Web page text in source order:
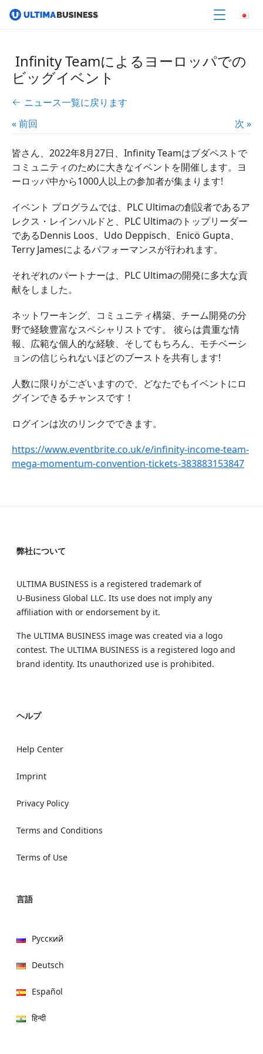
Infinity Teamによるヨーロッパでの
ビッグイベント
ニュース一覧に戻ります
« 前回
次 »
皆さん、2022年8月27日、Infinity Teamはブダペストで
コミュニティのために大きなイベントを開催します。ヨ
ーロッパ中から1000人以上の参加者が集まります!
イベント プログラムでは、PLC Ultimaの創設者であるア
レクス・レインハルドと、PLC Ultimaのトップリーダー
であるDennis Loos、Udo Deppisch、Enicö Gupta、
Terry Jamesによるパフォーマンスが行われます。
それぞれのパートナーは、PLC Ultimaの開発に多大な貢
献をしました。
ネットワーキング、コミュニティ構築、チーム開発の分
野で経験豊富なスペシャリストです。 彼らは貴重な情
報、広範な個人的な経験、そしてもちろん、モチベーシ
ョンの信じられないほどのブーストを共有します!
人数に限りがございますので、どなたでもイベントにロ
グインできるチャンスです！
ログインは次のリンクでできます。
https://www.eventbrite.co.uk/e/infinity-income-team-
mega-momentum-convention-tickets-383883153847
弊社について
ULTIMA BUSINESS is a registered trademark of
U‑Business Global LLC. Its use does not imply any
affiliation with or endorsement by it.
The ULTIMA BUSINESS image was created via a logo
contest. The ULTIMA BUSINESS is a registered logo and
brand identity. Its unauthorized use is prohibited.
ヘルプ
Help Center
Imprint
Privacy Policy
Terms and Conditions
Terms of Use
言語
Русский
Deutsch
Español
हिन्दी